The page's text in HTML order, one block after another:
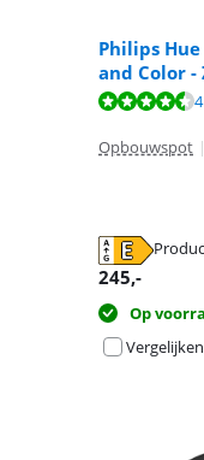
Philips
and Color -
Beoordeling is
Opbouwspot |
opent in nieuw
245,-
Op
Vergelijken
Beoordeling is
opent in nieuw
Beoordeling is
opent in